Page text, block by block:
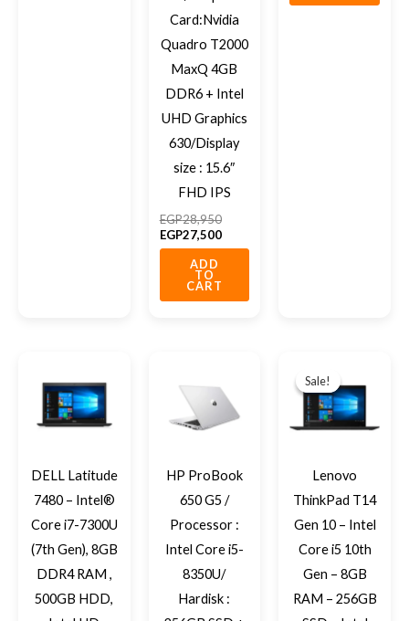
Card:Nvidia
Quadro T2000
MaxQ 4GB
DDR6 + Intel
UHD Graphics
630/Display
size : 15.6″
FHD IPS
EGP28,950
EGP27,500
ADD
TO
CART
DELL Latitude
7480 – Intel®
Core i7-7300U
(7th Gen), 8GB
DDR4 RAM ,
500GB HDD,
HP ProBook
650 G5 /
Processor :
Intel Core i5-
8350U/
Hardisk :
Sale!
Sale!
Lenovo
ThinkPad T14
Gen 10 – Intel
Core i5 10th
Gen – 8GB
RAM – 256GB
was:
is: